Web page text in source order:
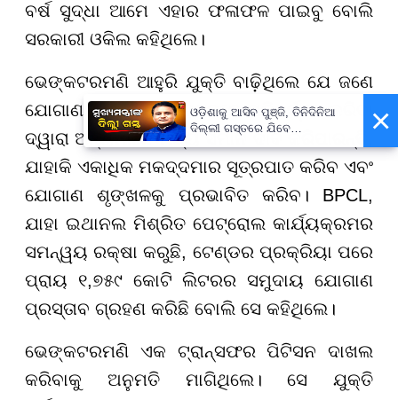
ବର୍ଷ ସୁଦ୍ଧା ଆମେ ଏହାର ଫଳାଫଳ ପାଇବୁ ବୋଲି
ସରକାରୀ ଓକିଲ କହିଥିଲେ।
ଭେଙ୍କଟରମଣି ଆହୁରି ଯୁକ୍ତି ବାଢ଼ିଥିଲେ ଯେ ଜଣେ
ଯୋଗାଣକାରୀଙ୍କ ଆବଣ୍ଟନରେ ପରିବର୍ତ୍ତନ କରିବା
ଦ୍ୱାରା ଅନ୍ୟମାନେ ମଧ୍ୟ ସମାନ ଦାବି କରିପାରନ୍ତି,
ଯାହାକି ଏକାଧିକ ମକଦ୍ଦମାର ସୂତ୍ରପାତ କରିବ ଏବଂ
ଯୋଗାଣ ଶୃଙ୍ଖଳକୁ ପ୍ରଭାବିତ କରିବ। BPCL,
ଯାହା ଇଥାନଲ ମିଶ୍ରିତ ପେଟ୍ରୋଲ କାର୍ଯ୍ୟକ୍ରମର
ସମନ୍ୱୟ ରକ୍ଷା କରୁଛି, ଟେଣ୍ଡର ପ୍ରକ୍ରିୟା ପରେ
ପ୍ରାୟ ୧,୭୫୯ କୋଟି ଲିଟରର ସମୁଦାୟ ଯୋଗାଣ
ପ୍ରସ୍ତାବ ଗ୍ରହଣ କରିଛି ବୋଲି ସେ କହିଥିଲେ।
ଭେଙ୍କଟରମଣି ଏକ ଟ୍ରାନ୍ସଫର ପିଟିସନ ଦାଖଲ
କରିବାକୁ ଅନୁମତି ମାଗିଥିଲେ। ସେ ଯୁକ୍ତି
×
ଓଡ଼ିଶାକୁ ଆସିବ ପୁଞ୍ଜି, ତିନିଦିନିଆ
ଦିଲ୍ଲୀ ଗସ୍ତରେ ଯିବେ
ମୁଖ୍ୟମନ୍ତ୍ରୀ ମୋହନ ମାଝୀ